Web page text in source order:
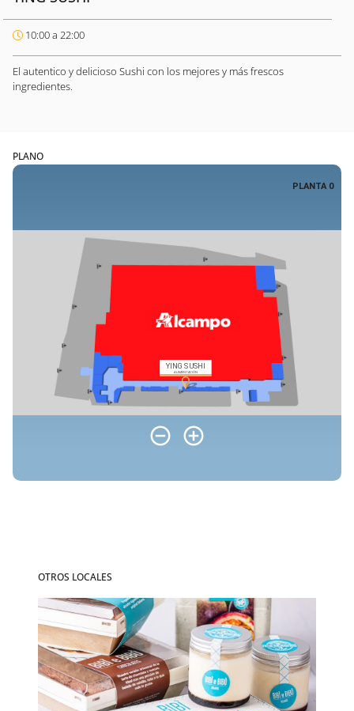
10:00 a 22:00
El autentico y delicioso Sushi con los mejores y más frescos
ingredientes.
PLANO
OTROS LOCALES